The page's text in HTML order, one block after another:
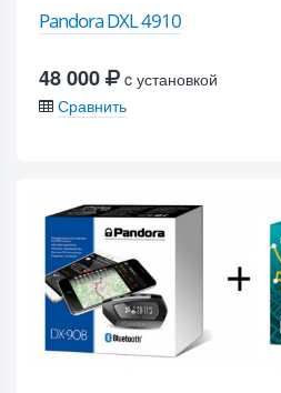
Pandora DXL 4910
48 000
c установкой
Сравнить